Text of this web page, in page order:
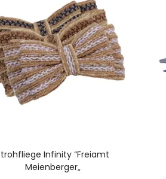
Infinity “Freiamt
Meienberger„